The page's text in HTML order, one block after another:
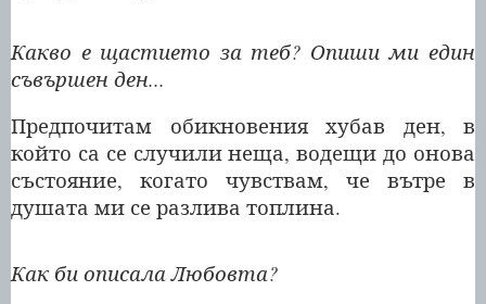
Какво е щастието за теб? Опиши ми един
съвършен ден...
Предпочитам обикновения хубав ден, в
който са се случили неща, водещи до онова
състояние, когато чувствам, че вътре в
душата ми се разлива топлина.
Как би описала Любовта?